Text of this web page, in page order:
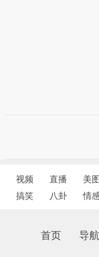
视频 直播 美
搞笑
八卦 情
首页 导航